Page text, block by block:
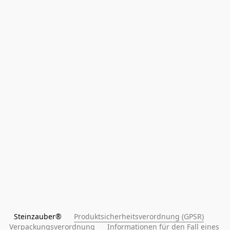
Steinzauber® Produktsicherheitsverordnung (GPSR)
Verpackungsverordnung
Informationen für den Fall eines